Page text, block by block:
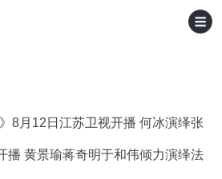
影3》今日上映 重温汪汪队展现勇
8月12日江苏卫视开播 何冰演绎张
播 黄景瑜蒋奇明于和伟倾力演绎法